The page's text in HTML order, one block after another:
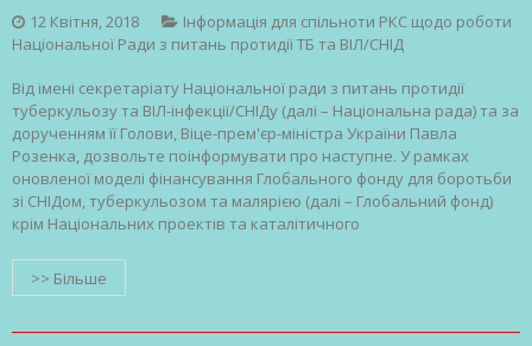
12 Квітня, 2018
Інформація для спільноти РКС щодо роботи
Національної Ради з питань протидії ТБ та ВІЛ/СНІД
Від імені секретаріату Національної ради з питань протидії
туберкульозу та ВІЛ-інфекції/СНІДу (далі – Національна рада) та за
дорученням її Голови, Віце-прем'єр-міністра України Павла
Розенка, дозвольте поінформувати про наступне. У рамках
оновленої моделі фінансування Глобального фонду для боротьби
зі СНІДом, туберкульозом та малярією (далі – Глобальний фонд)
крім Національних проектів та каталітичного
>> Більше